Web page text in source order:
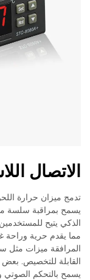
الاتصال
تدمج ميزان حرارة
يسمح بمراقبة سلسة من
مما يقدم حرية وراحة
المرافقة ميزات مثل
القابلة للتخصيص. بعض
يسمح بالتحكم الصوتي